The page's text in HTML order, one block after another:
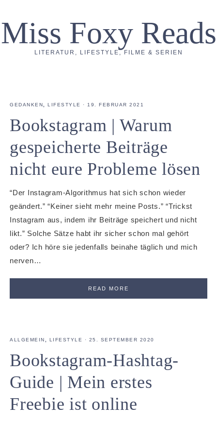
Miss Foxy Reads
LITERATUR, LIFESTYLE, FILME & SERIEN
GEDANKEN LIFESTYLE · 19. FEBRUAR 2021
Bookstagram | Warum
gespeicherte Beiträge
nicht eure Probleme lösen
“Der Instagram-Algorithmus hat sich schon wieder
geändert.” “Keiner sieht mehr meine Posts.” “Trickst
Instagram aus, indem ihr Beiträge speichert und nicht
likt.” Solche Sätze habt ihr sicher schon mal gehört
oder? Ich höre sie jedenfalls beinahe täglich und mich
nerven…
READ MORE
ALLGEMEIN , LIFESTYLE · 25. SEPTEMBER 2020
Bookstagram-Hashtag-
Guide | Mein erstes
Freebie ist online